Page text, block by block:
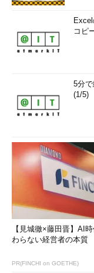
コピ
5分
(1/5)
【見城徹×藤田晋】AI
わらない経営者の本質
PR(FINCHI on GOETHE)